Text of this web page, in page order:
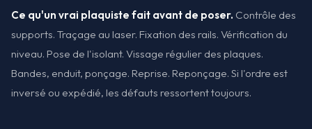
Ce qu'un vrai plaquiste fait avant de poser. Contrôle des
supports. Traçage au laser. Fixation des rails. Vérification du
niveau. Pose de l'isolant. Vissage régulier des plaques.
Bandes, enduit, ponçage. Reprise. Reponçage. Si l'ordre est
inversé ou expédié, les défauts ressortent toujours.